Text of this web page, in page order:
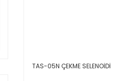
TAS-05N ÇEKME SELENOİDİ